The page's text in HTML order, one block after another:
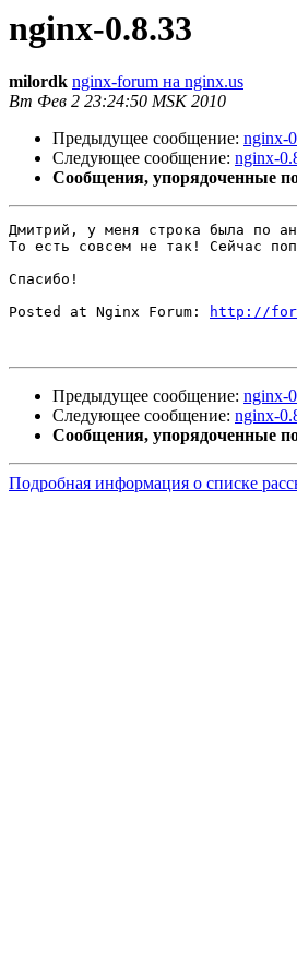
nginx-0.8.33
milordk nginx-forum на nginx.us
Вт Фев 2 23:24:50 MSK 2010
Предыдущее сообщение: nginx-
Следующее сообщение: nginx-
Сообщения, упорядоченные
Дмитрий, у меня строка была по
То есть совсем не так! Сейчас
Спасибо!
Posted at Nginx Forum:
http://
Предыдущее сообщение: nginx-
Следующее сообщение: nginx-
Сообщения, упорядоченные
Подробная информация о списке